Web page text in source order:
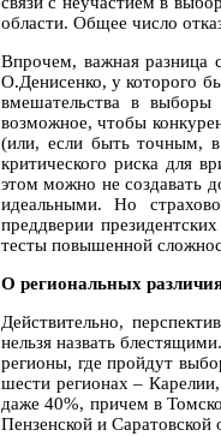
области. Общее число
Впрочем, важная разница
О.Денисенко, у которого
вмешательства в
возможное, чтобы
(или, если быть точным,
критического риска для
этом можно не создавать
идеальными. Но
преддверии
тесты повышенной
О региональных
Действительно,
нельзя назвать
регионы, где пройдут
шести регионах –
даже 40%, причем в
Пензенской и